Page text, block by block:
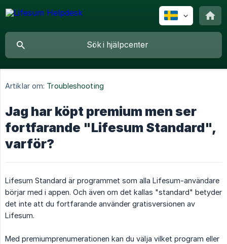
Artiklar om: Troubleshooting
Jag har köpt premium men ser
fortfarande "Lifesum Standard",
varför?
Lifesum Standard är programmet som alla Lifesum-användare
börjar med i appen. Och även om det kallas "standard" betyder
det inte att du fortfarande använder gratisversionen av
Lifesum.
Med premiumprenumerationen kan du välja vilket program eller